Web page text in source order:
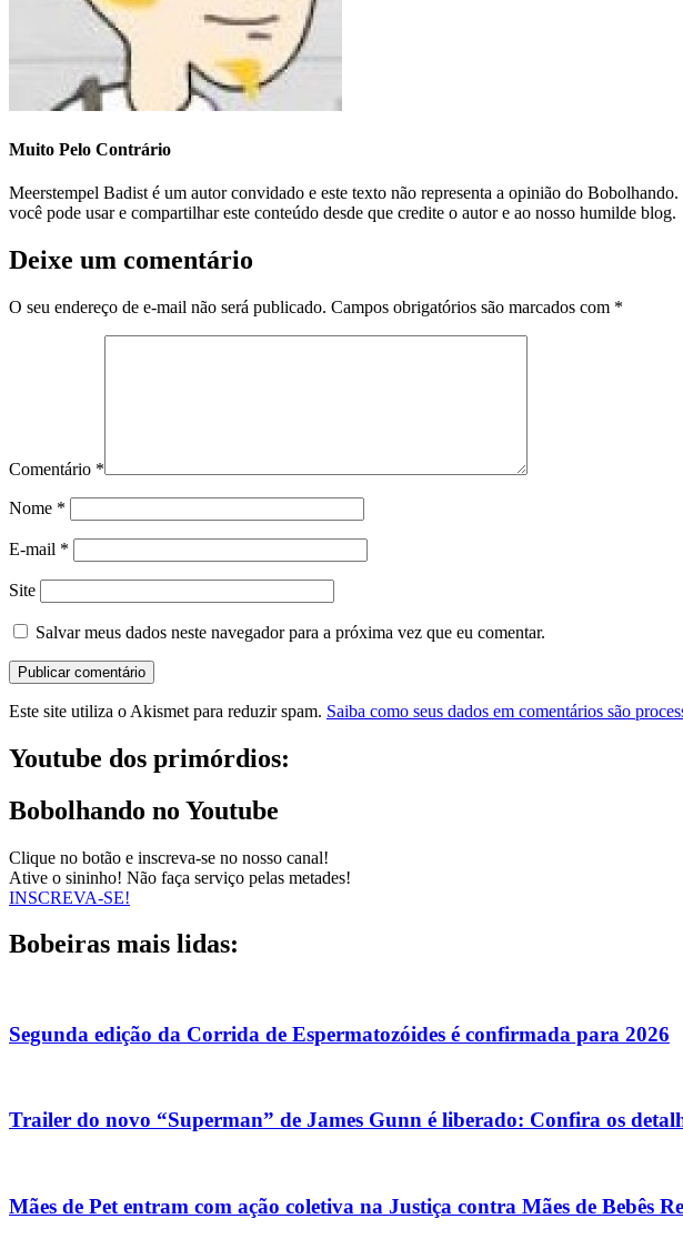
Muito Pelo Contrário
Meerstempel Badist é um autor convidado e este texto não representa a opinião do
você pode usar e compartilhar este conteúdo desde que credite o autor e ao nosso humilde blog.
Deixe um comentário
O seu endereço de e-mail não será publicado. Campos obrigatórios são marcados com *
Comentário *
Nome *
E-mail *
Site
Salvar meus dados neste navegador para a próxima vez que eu comentar.
Este site utiliza o Akismet para reduzir spam. Saiba como seus dados em comentários são
Youtube dos primórdios:
Bobolhando no Youtube
Clique no botão e inscreva-se no nosso canal!
Ative o sininho! Não faça serviço pelas metades!
INSCREVA-SE!
Bobeiras mais lidas:
Segunda edição da Corrida de Espermatozóides é confirmada para 2026
Trailer do novo “Superman” de James Gunn é liberado: Confira os
Mães de Pet entram com ação coletiva na Justiça contra Mães de Bebês